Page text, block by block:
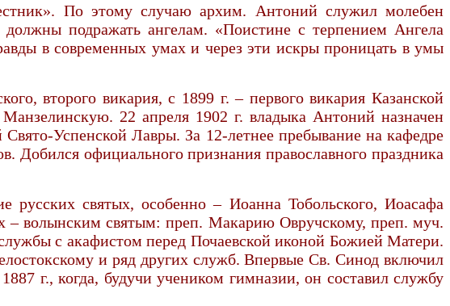
По этому случаю архим. Антоний служил молебен
подражать ангелам. «Поистине с терпением Ангела
в современных умах и через эти искры проницать в умы
второго викария, с 1899 г. – первого викария Казанской
22 апреля 1902 г. владыка Антоний назначен
Успенской Лавры. За 12-летнее пребывание на кафедре
Добился официального признания православного праздника
святых, особенно – Иоанна Тобольского, Иоасафа
– волынским святым: преп. Макарию Овручскому, преп. муч.
с акафистом перед Почаевской иконой Божией Матери.
и ряд других служб. Впервые Св. Синод включил
г., когда, будучи учеником гимназии, он составил службу